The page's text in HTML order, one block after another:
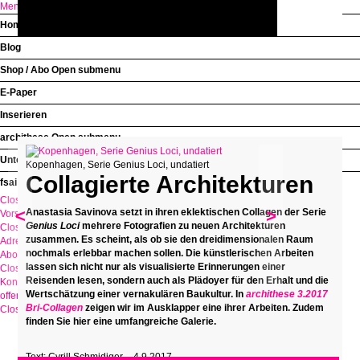
Menü
Home
Blog
Shop / Abo Open submenu
E-Paper
Inserieren
archithese Open submenu
Unterstützung
fsai
Close submenu
Home
Vorschau
Close submenuShop / Abo
Adressänderung
Aboverwaltung
Close submenuarchithese
Kontakt
offene Stellen
Kopenhagen, Serie Genius Loci, undatiert
< >
Collagierte Architekturen
Anastasia Savinova setzt in ihren eklektischen Collagen der Serie
Genius Locimehrere Fotografien zu neuen Architekturen
zusammen. Es scheint, als ob sie den dreidimensionalen Raum
nochmals erlebbar machen sollen. Die künstlerischen Arbeiten
lassen sich nicht nur als visualisierte Erinnerungen einer
Reisenden lesen, sondern auch als Plädoyer für den Erhalt und die
Wertschätzung einer vernakulären Baukultur. Inarchithese 3.2017
Bri-Collagen zeigen wir im Ausklapper eine ihrer Arbeiten. Zudem
finden Sie hier eine umfangreiche Galerie.
Text: Cyrill Schmidiger – 4.9.2017
Close menu